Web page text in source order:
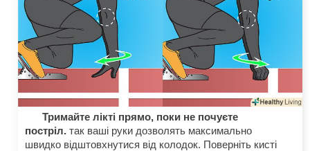
Тримайте лікті прямо, поки не почуєте
постріл. так ваші руки дозволять максимально
швидко відштовхнутися від колодок. Поверніть кисті